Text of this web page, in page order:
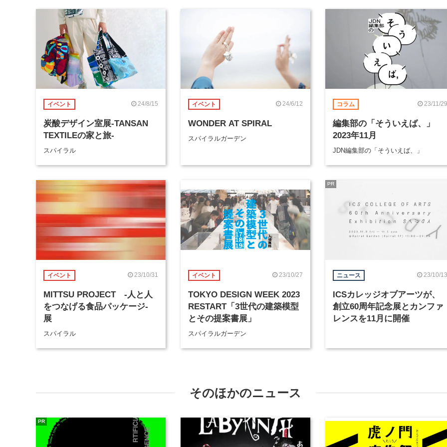
イベント 24/8/15
炭酸デザイン室展-TANSAN
TEXTILEの家と旅-
スパイラル
イベント 24/6/12
WONDER AT SPIRAL
スパイラルガーデン
コラム 23/11/29
編集部の「そういえば、」
2023年11月
JDN編集部の「そういえば、」
イベント 23/10/31
MITTSU PROJECT -人と人
をつなげる食品パッケージ-
展
スパイラル
イベント 23/10/27
TOKYO DESIGN WEEK 2023
RESTART「3世代の建築模型
とその提案書展」
スパイラルガーデン
ニュース 23/10/13
ICSカレッジオブアーツが、
創立60周年記念展とカンファ
レンスを11月に開催
PR
そのほかのニュース
PR